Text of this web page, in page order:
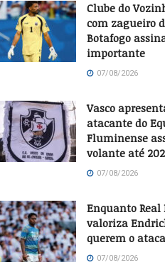
Clube do
com zagueiro
Botafogo
importante
07/08/2026
Vasco
atacante do
Fluminense
volante até
07/08/2026
Enquanto
valoriza
querem o
07/08/2026